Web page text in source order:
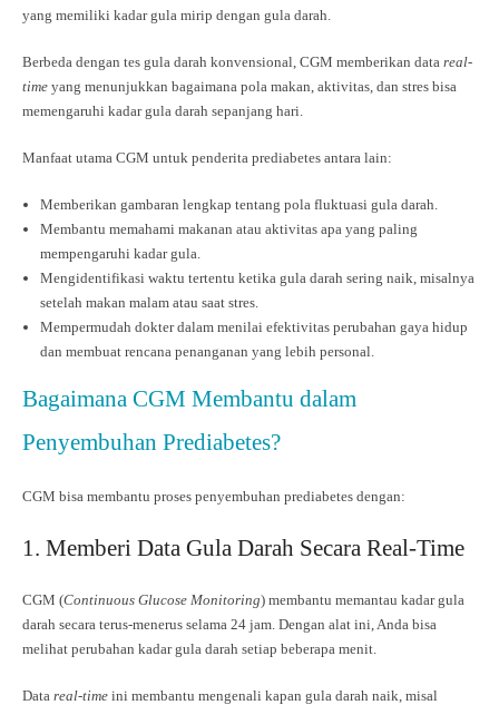
yang memiliki kadar gula mirip dengan gula darah.
Berbeda dengan tes gula darah konvensional, CGM memberikan data real-
time yang menunjukkan bagaimana pola makan, aktivitas, dan stres bisa
memengaruhi kadar gula darah sepanjang hari.
Manfaat utama CGM untuk penderita prediabetes antara lain:
Memberikan gambaran lengkap tentang pola fluktuasi gula darah.
Membantu memahami makanan atau aktivitas apa yang paling
mempengaruhi kadar gula.
Mengidentifikasi waktu tertentu ketika gula darah sering naik, misalnya
setelah makan malam atau saat stres.
Mempermudah dokter dalam menilai efektivitas perubahan gaya hidup
dan membuat rencana penanganan yang lebih personal.
Bagaimana CGM Membantu dalam
Penyembuhan Prediabetes?
CGM bisa membantu proses penyembuhan prediabetes dengan:
1. Memberi Data Gula Darah Secara Real-Time
CGM (Continuous Glucose Monitoring) membantu memantau kadar gula
darah secara terus-menerus selama 24 jam. Dengan alat ini, Anda bisa
melihat perubahan kadar gula darah setiap beberapa menit.
Data real-time ini membantu mengenali kapan gula darah naik, misal